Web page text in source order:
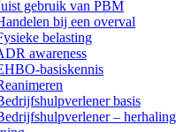
gebruik van PBM
bij een overval
belasting
awareness
basiskennis
basis
– herhaling